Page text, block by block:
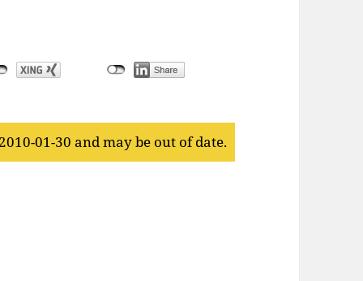
01-30 and may be out of date.